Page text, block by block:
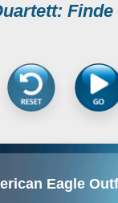
Eagle
US-